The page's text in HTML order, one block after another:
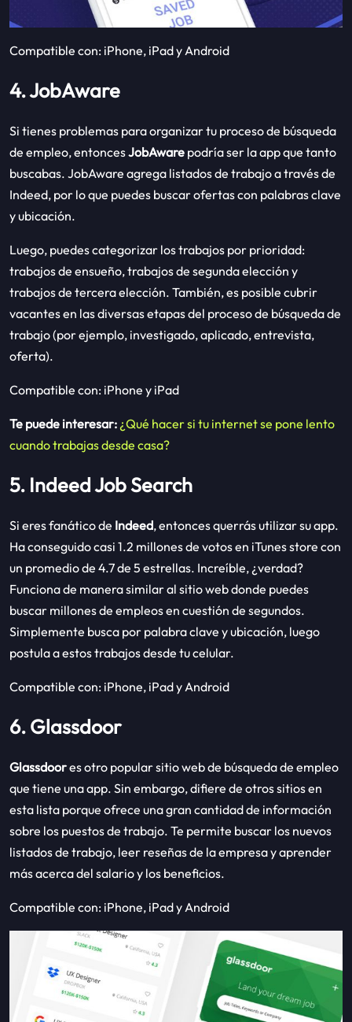
Compatible con: iPhone, iPad y Android
4. JobAware
Si tienes problemas para organizar tu proceso de búsqueda
de empleo, entoncesJobAware podría ser la app que tanto
buscabas. JobAware agrega listados de trabajo a través de
Indeed, por lo que puedes buscar ofertas con palabras clave
y ubicación.
Luego, puedes categorizar los trabajos por prioridad:
trabajos de ensueño, trabajos de segunda elección y
trabajos de tercera elección. También, es posible cubrir
vacantes en las diversas etapas del proceso de búsqueda de
trabajo (por ejemplo, investigado, aplicado, entrevista,
oferta).
Compatible con: iPhone y iPad
Te puede interesar: ¿Qué hacer si tu internet se pone lento
cuando trabajas desde casa?
5. Indeed Job Search
Si eres fanático de Indeed, entonces querrás utilizar su app.
Ha conseguido casi 1.2 millones de votos en iTunes store con
un promedio de 4.7 de 5 estrellas. Increíble, ¿verdad?
Funciona de manera similar al sitio web donde puedes
buscar millones de empleos en cuestión de segundos.
Simplemente busca por palabra clave y ubicación, luego
postula a estos trabajos desde tu celular.
Compatible con: iPhone, iPad y Android
6. Glassdoor
Glassdoores otro popular sitio web de búsqueda de empleo
que tiene una app. Sin embargo, difiere de otros sitios en
esta lista porque ofrece una gran cantidad de información
sobre los puestos de trabajo. Te permite buscar los nuevos
listados de trabajo, leer reseñas de la empresa y aprender
más acerca del salario y los beneficios.
Compatible con: iPhone, iPad y Android